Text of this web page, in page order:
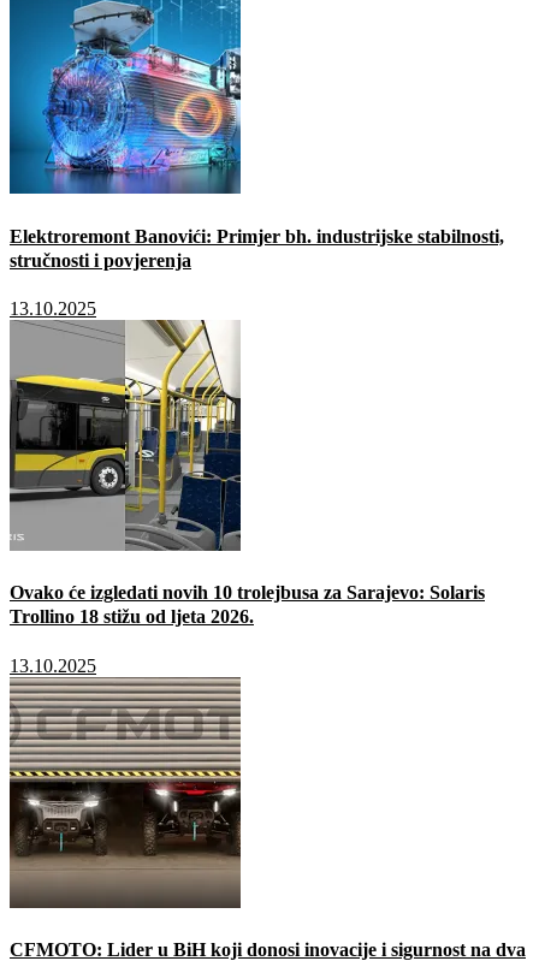
Elektroremont Banovići: Primjer bh. industrijske stabilnosti,
stručnosti i povjerenja
13.10.2025
Ovako će izgledati novih 10 trolejbusa za Sarajevo: Solaris
Trollino 18 stižu od ljeta 2026.
13.10.2025
CFMOTO: Lider u BiH koji donosi inovacije i sigurnost na dva